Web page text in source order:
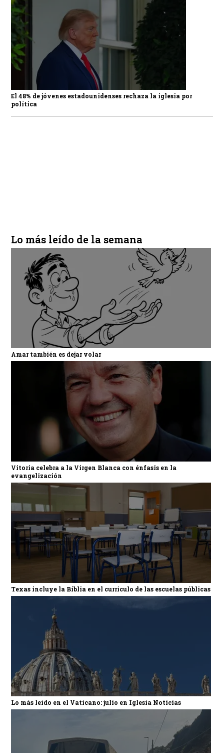
El 48% de jóvenes estadounidenses rechaza la iglesia por
política
Lo más leído de la semana
Amar también es dejar volar
Vitoria celebra a la Virgen Blanca con énfasis en la
evangelización
Texas incluye la Biblia en el currículo de las escuelas públicas
Lo más leído en el Vaticano: julio en Iglesia Noticias